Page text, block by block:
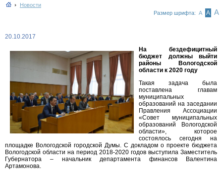
Новости
Размер шрифта: А А А
20.10.2017
На бездефицитный
бюджет должны выйти
районы Вологодской
области к 2020 году
Такая задача была
поставлена главам
муниципальных
образований на заседании
Правления Ассоциации
«Совет муниципальных
образований Вологодской
области», которое
состоялось сегодня на
площадке Вологодской городской Думы. С докладом о проекте бюджета
Вологодской области на период 2018-2020 годов выступила Заместитель
Губернатора – начальник департамента финансов Валентина
Артамонова.